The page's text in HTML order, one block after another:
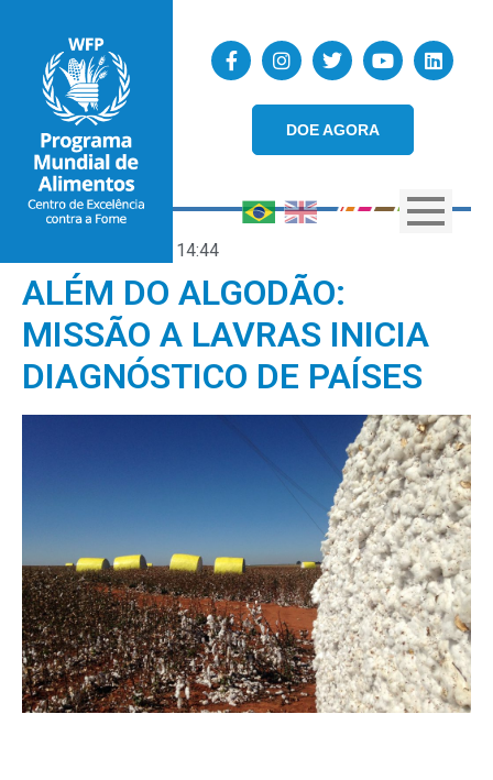
DOE AGORA
14:44
ALÉM DO ALGODÃO:
MISSÃO A LAVRAS INICIA
DIAGNÓSTICO DE PAÍSES